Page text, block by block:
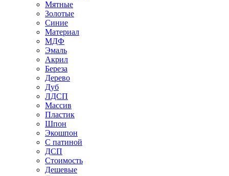
Мятные
Золотые
Синие
Материал
МДФ
Эмаль
Акрил
Береза
Дерево
Дуб
ЛДСП
Массив
Пластик
Шпон
Экошпон
С патиной
ДСП
Стоимость
Дешевые